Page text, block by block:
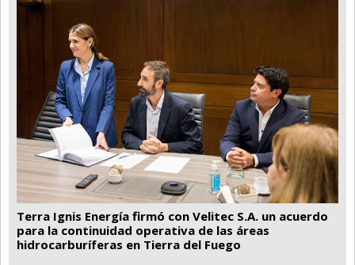
Terra Ignis Energía firmó con Velitec S.A. un acuerdo
para la continuidad operativa de las áreas
hidrocarburíferas en Tierra del Fuego